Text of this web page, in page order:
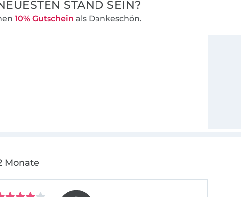
STAND SEIN?
10% Gutschein als Dankeschön.
Monate